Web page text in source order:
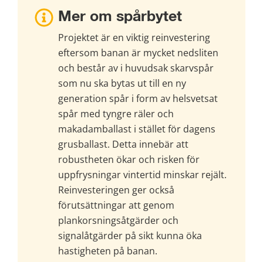
Mer om spårbytet
Projektet är en viktig reinvestering
eftersom banan är mycket nedsliten
och består av i huvudsak skarvspår
som nu ska bytas ut till en ny
generation spår i form av helsvetsat
spår med tyngre räler och
makadamballast i stället för dagens
grusballast. Detta innebär att
robustheten ökar och risken för
uppfrysningar vintertid minskar rejält.
Reinvesteringen ger också
förutsättningar att genom
plankorsningsåtgärder och
signalåtgärder på sikt kunna öka
hastigheten på banan.